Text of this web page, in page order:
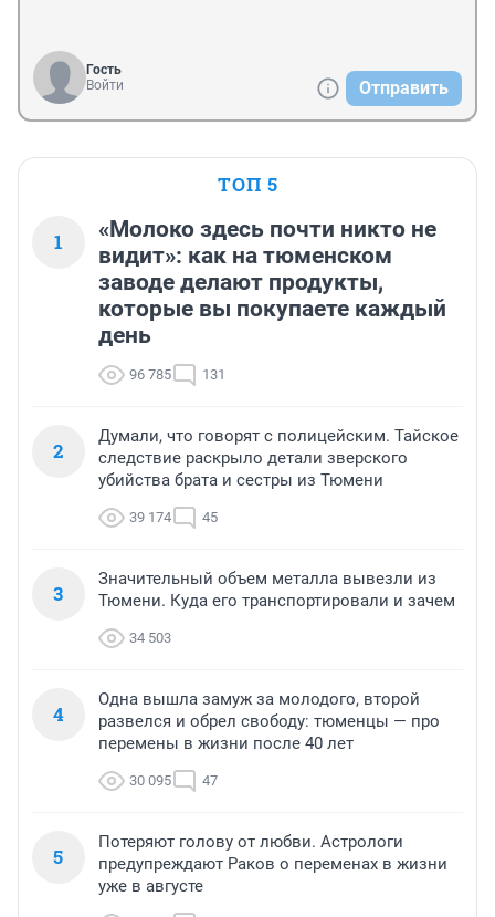
Гость
Войти
Отправить
ТОП 5
1
«Молоко здесь почти никто не
видит»: как на тюменском
заводе делают продукты,
которые вы покупаете каждый
день
96 785 131
2
Думали, что говорят с полицейским. Тайское
следствие раскрыло детали зверского
убийства брата и сестры из Тюмени
39 174 45
3
Значительный объем металла вывезли из
Тюмени. Куда его транспортировали и зачем
34 503
4
Одна вышла замуж за молодого, второй
развелся и обрел свободу: тюменцы — про
перемены в жизни после 40 лет
30 095 47
5
Потеряют голову от любви. Астрологи
предупреждают Раков о переменах в жизни
уже в августе